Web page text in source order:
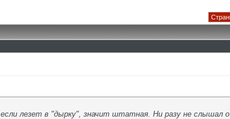
лезет в "дырку", значит штатная. Ни разу не слышал о